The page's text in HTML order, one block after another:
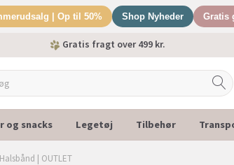
| Op til 50% Shop Nyheder Gratis
Gratis fragt over 499 kr.
og snacks Legetøj Tilbehør
| OUTLET